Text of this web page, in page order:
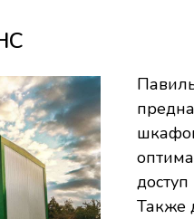
Также